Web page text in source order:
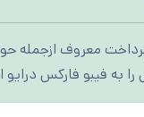
معروف ازجمله
را به فیبو فارکس درایو